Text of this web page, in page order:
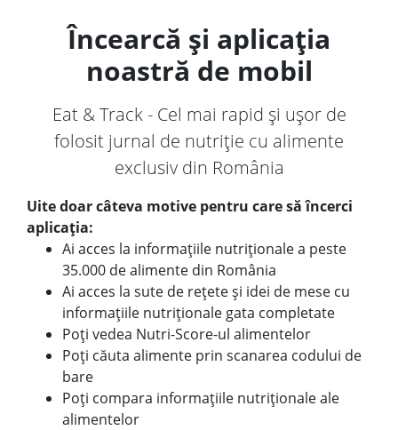
Încearcă și aplicația
noastră de mobil
Eat & Track - Cel mai rapid și ușor de
folosit jurnal de nutriție cu alimente
exclusiv din România
Uite doar câteva motive pentru care să încerci
aplicația:
Ai acces la informațiile nutriționale a peste
35.000 de alimente din România
Ai acces la sute de rețete și idei de mese cu
informațiile nutriționale gata completate
Poți vedea Nutri-Score-ul alimentelor
Poți căuta alimente prin scanarea codului de
bare
Poți compara informațiile nutriționale ale
alimentelor